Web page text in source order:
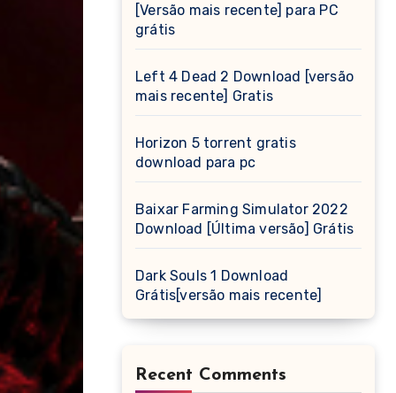
[Versão mais recente] para PC
grátis
Left 4 Dead 2 Download [versão
mais recente] Gratis
Horizon 5 torrent gratis
download para pc
Baixar Farming Simulator 2022
Download [Última versão] Grátis
Dark Souls 1 Download
Grátis[versão mais recente]
Recent Comments